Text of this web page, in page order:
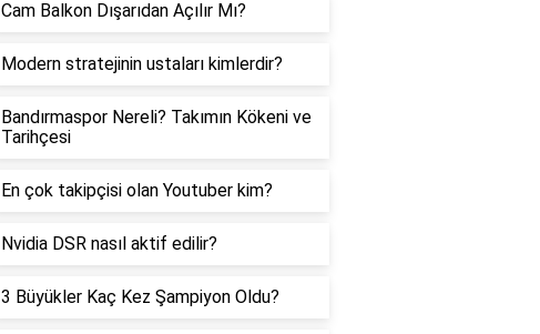
Cam Balkon Dışarıdan Açılır Mı?
Modern stratejinin ustaları kimlerdir?
Bandırmaspor Nereli? Takımın Kökeni ve
Tarihçesi
En çok takipçisi olan Youtuber kim?
Nvidia DSR nasıl aktif edilir?
3 Büyükler Kaç Kez Şampiyon Oldu?